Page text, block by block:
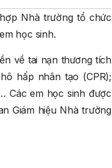
Nhà trường tổ chức
học sinh.
về tai nạn thương tích
hấp nhân tạo (CPR);
Các em học sinh được
Giám hiệu Nhà trường